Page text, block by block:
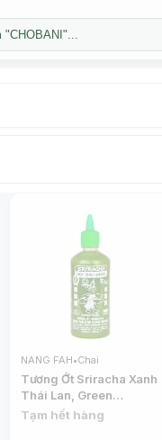
NANG FAH•Chai
Tương Ớt Sriracha Xanh
Thái Lan, Green
Sriracha Hot Chili
Tạm hết hàng